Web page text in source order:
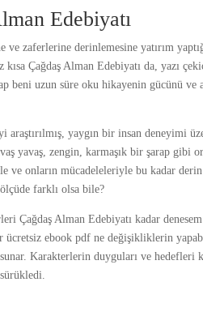
Edebiyatı
ve zaferlerine derinlemesine yatırım
Çağdaş Alman Edebiyatı da, yazı
beni uzun süre oku hikayenin gücünü ve
yaygın bir insan deneyimi
yavaş, zengin, karmaşık bir şarap gibi
ve onların mücadeleleriyle bu kadar
farklı olsa bile?
Çağdaş Alman Edebiyatı kadar
ücretsiz ebook pdf ne değişikliklerin
Karakterlerin duyguları ve hedefleri